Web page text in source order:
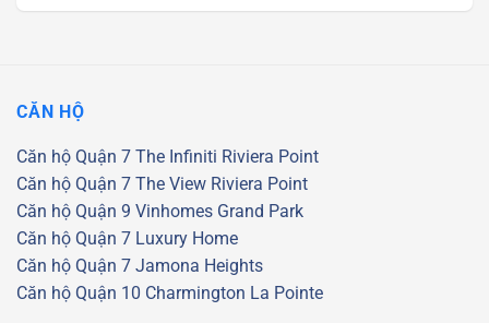
CĂN HỘ
Căn hộ Quận 7 The Infiniti Riviera Point
Căn hộ Quận 7 The View Riviera Point
Căn hộ Quận 9 Vinhomes Grand Park
Căn hộ Quận 7 Luxury Home
Căn hộ Quận 7 Jamona Heights
Căn hộ Quận 10 Charmington La Pointe